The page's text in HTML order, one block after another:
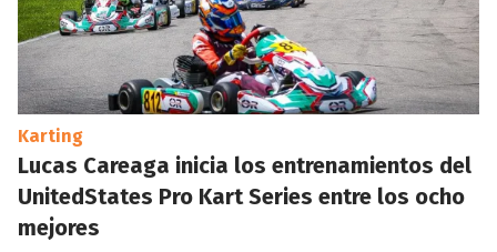
Karting
Lucas Careaga inicia los entrenamientos del
UnitedStates Pro Kart Series entre los ocho
mejores